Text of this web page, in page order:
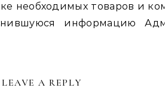
необходимых товаров и
информацию
LEAVE A REPLY